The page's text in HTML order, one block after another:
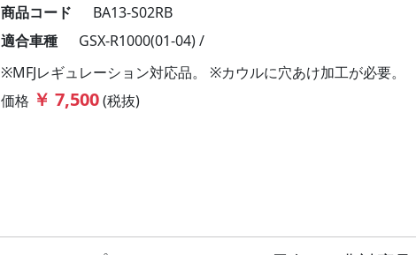
商品コード
BA13-S02RB
適合車種
GSX-R1000(01-04) /
※MFJレギュレーション対応品。 ※カウルに穴あけ加工が必要。
価格 ￥ 7,500(税抜)